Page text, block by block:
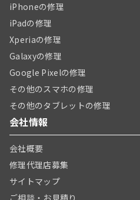
iPhoneの修理
iPadの修理
Xperiaの修理
Galaxyの修理
Google Pixelの修理
その他のスマホの修理
その他のタブレットの修理
会社情報
会社概要
修理代理店募集
サイトマップ